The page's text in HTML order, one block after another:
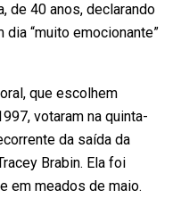
de 40 anos, declarando
“muito emocionante”
que escolhem
votaram na quinta-
da saída da
Brabin. Ela foi
em meados de maio.